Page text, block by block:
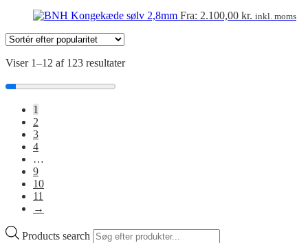
Fra: 2.100,00 kr. inkl. moms
Viser 1–12 af 123 resultater
1
2
3
4
…
9
10
11
→
Products search